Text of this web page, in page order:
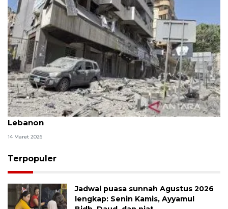
Indonesia kutuk eskalasi serangan Zionis Israel ke
Lebanon
14 Maret 2026
Terpopuler
Jadwal puasa sunnah Agustus 2026
lengkap: Senin Kamis, Ayyamul